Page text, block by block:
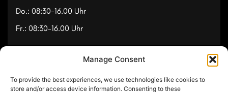
Manage Consent
To provide the best experiences, we use technologies like cookies to
store and/or access device information. Consenting to these
Do.: 08:30-16.00 Uhr
Fr.: 08:30-16.00 Uhr
Referenzen